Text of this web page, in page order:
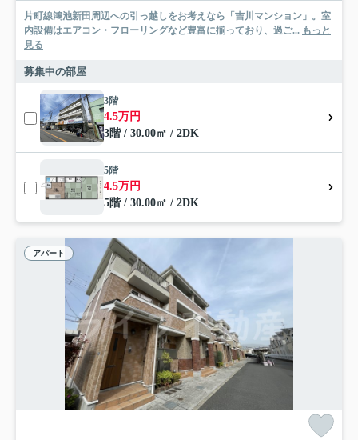
片町線鴻池新田周辺への引っ越しをお考えなら「吉川マンション」。室
内設備はエアコン・フローリングなど豊富に揃っており、過ご... もっと
見る
募集中の部屋
3階
4.5万円
3階 / 30.00㎡ / 2DK
5階
4.5万円
5階 / 30.00㎡ / 2DK
アパート